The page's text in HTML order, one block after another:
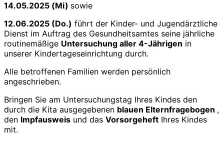
14.05.2025 (Mi) sowie
12.06.2025 (Do.) führt der Kinder- und Jugendärztliche
Dienst im Auftrag des Gesundheitsamtes seine jährliche
routinemäßige Untersuchung aller 4-Jährigen in
unserer Kindertageseinrichtung durch.
Alle betroffenen Familien werden persönlich
angeschrieben.
Bringen Sie am Untersuchungstag Ihres Kindes den
durch die Kita ausgegebenen blauen Elternfragebogen ,
den Impfausweis und das Vorsorgeheft Ihres Kindes
mit.